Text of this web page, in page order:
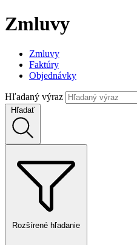
Zmluvy
Zmluvy
Faktúry
Objednávky
Hľadaný výraz
Hľadať
Rozšírené hľadanie